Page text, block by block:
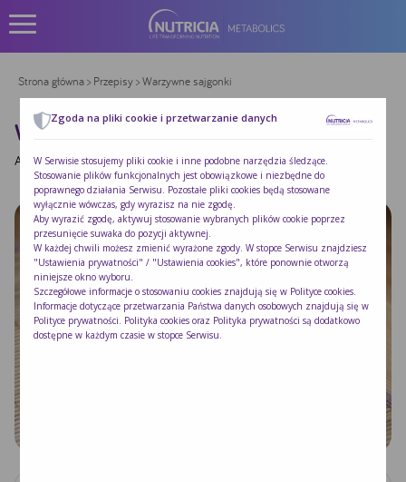
Strona główna> Przepisy> Warzywne sajgonki
WARZYWNE SAJGONKI
Autor:|Opublikowano:2014-09-08
Zgoda na pliki cookie i przetwarzanie danych
W Serwisie stosujemy pliki cookie i inne podobne narzędzia śledzące.
Stosowanie plików funkcjonalnych jest obowiązkowe i niezbędne do
poprawnego działania Serwisu. Pozostałe pliki cookies będą stosowane
wyłącznie wówczas, gdy wyrazisz na nie zgodę.
Aby wyrazić zgodę, aktywuj stosowanie wybranych plików cookie poprzez
przesunięcie suwaka do pozycji aktywnej.
W każdej chwili możesz zmienić wyrażone zgody. W stopce Serwisu znajdziesz
"Ustawienia prywatności" / "Ustawienia cookies", które ponownie otworzą
niniejsze okno wyboru.
Szczegółowe informacje o stosowaniu cookies znajdują się w Polityce cookies
Informacje dotyczące przetwarzania Państwa danych osobowych znajdują się w
Polityce prywatności . Polityka cookies oraz Polityka prywatności są dodatkowo
dostępne w każdym czasie w stopce Serwisu.